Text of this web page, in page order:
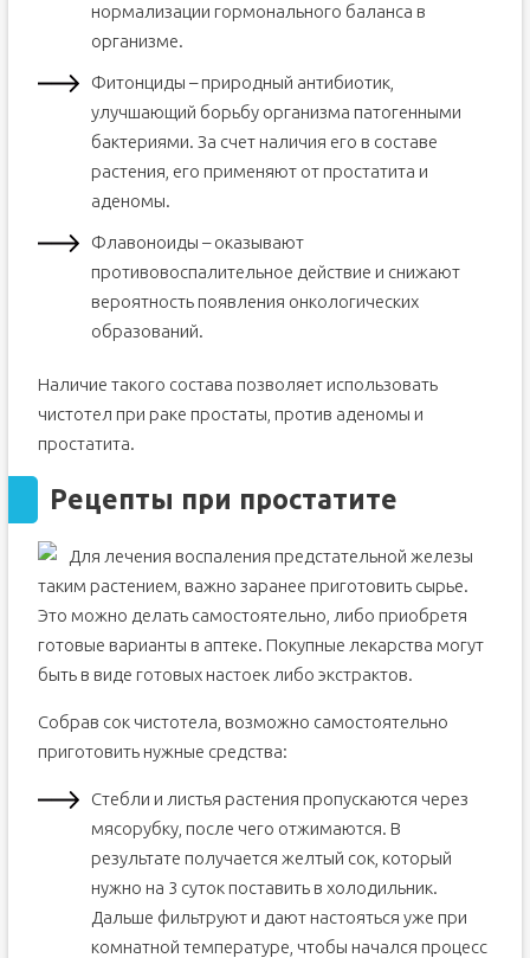
нормализации гормонального баланса в
организме.
Фитонциды – природный антибиотик,
улучшающий борьбу организма патогенными
бактериями. За счет наличия его в составе
растения, его применяют от простатита и
аденомы.
Флавоноиды – оказывают
противовоспалительное действие и снижают
вероятность появления онкологических
образований.
Наличие такого состава позволяет использовать
чистотел при раке простаты, против аденомы и
простатита.
Рецепты при простатите
Для лечения воспаления предстательной железы
таким растением, важно заранее приготовить сырье.
Это можно делать самостоятельно, либо приобретя
готовые варианты в аптеке. Покупные лекарства могут
быть в виде готовых настоек либо экстрактов.
Собрав сок чистотела, возможно самостоятельно
приготовить нужные средства:
Стебли и листья растения пропускаются через
мясорубку, после чего отжимаются. В
результате получается желтый сок, который
нужно на 3 суток поставить в холодильник.
Дальше фильтруют и дают настояться уже при
комнатной температуре, чтобы начался процесс